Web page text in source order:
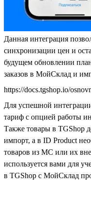
Данная интеграция
синхронизации цен и
будущем обновлении
заказов в МойСклад и
https://docs.tgshop.io/
Для успешной
тариф с опцией работы
Также товары в TGShop
импорт, а в ID Product
товаров из МС или их
используется вами для
в TGShop с МойСклад